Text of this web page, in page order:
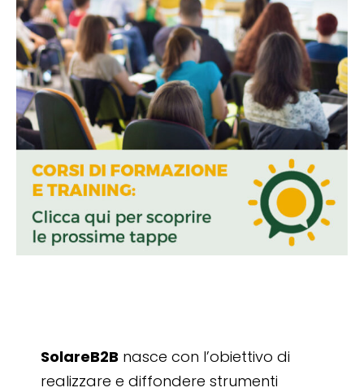
SolareB2B nasce con l’obiettivo di
realizzare e diffondere strumenti